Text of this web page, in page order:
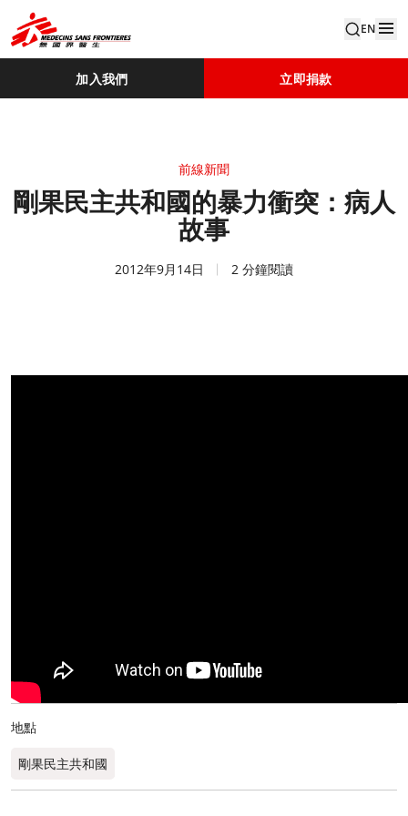
EN
加入我們 立即捐款
前線新聞
剛果民主共和國的暴力衝突：病人
故事
2012年9月14日 2 分鐘閱讀
地點
剛果民主共和國